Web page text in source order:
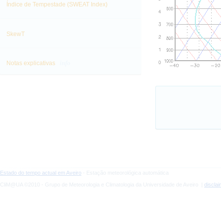
Índice de Tempestade (SWEAT Index)
SkewT
Notas explicativas
Estado do tempo actual em Aveiro - Estação meteorológica automática
CliM@UA ©2010 - Grupo de Meteorologia e Climatologia da Universidade de Aveiro |